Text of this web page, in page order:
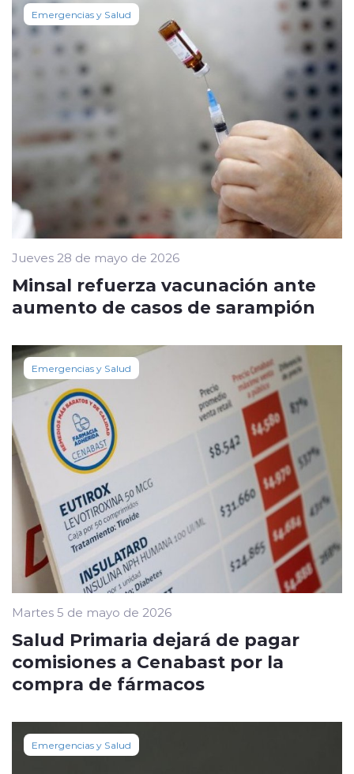
Emergencias y Salud
Jueves 28 de mayo de 2026
Minsal refuerza vacunación ante
aumento de casos de sarampión
Emergencias y Salud
Martes 5 de mayo de 2026
Salud Primaria dejará de pagar
comisiones a Cenabast por la
compra de fármacos
Emergencias y Salud